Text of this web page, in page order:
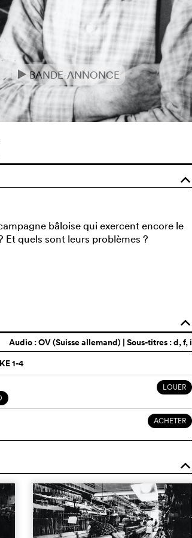
eBANDE-ANNONCE
o
bâloise qui exercent encore le
Et quels sont leurs problèmes ?
o
Audio :OV (Suisse allemand) | Sous-titres : d, f, i
1-4
LOUER
ACHETER
o